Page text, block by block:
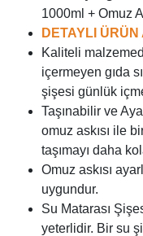
1000ml + Omuz
DETAYLI ÜRÜN
Kaliteli
içermeyen gıda
şişesi günlük
Taşınabilir ve
omuz askısı ile
taşımayı daha
Omuz askısı
uygundur.
Su Matarası
yeterlidir. Bir su